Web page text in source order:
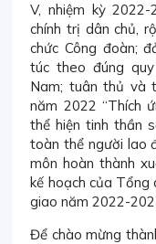
V, nhiệm kỳ
chính trị dân chủ,
chức Công đoàn;
túc theo đúng
Nam; tuân thủ và
năm 2022 “Thích
thể hiện tinh thần
toàn thể người lao
môn hoàn thành
kế hoạch của
giao năm 2022-
Để chào mừng